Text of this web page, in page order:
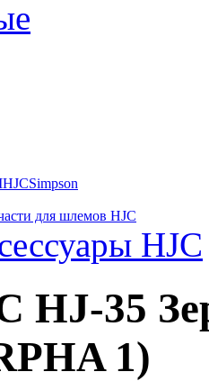
HJCSimpson
для шлемов HJC
HJC
HJ-35
1)